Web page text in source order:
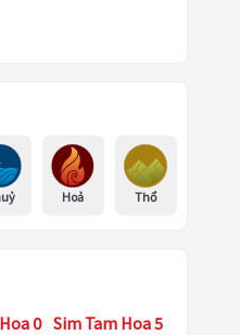
Hoả Thổ
0 Sim Tam Hoa 5